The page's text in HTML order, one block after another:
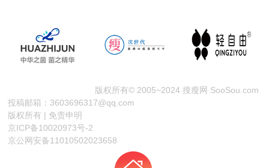
版权所有© 2005~2024 搜瘦网 SooSou.com
投稿邮箱：3603696317@qq.com
版权所有 | 免责申明
京ICP备10020973号-2
京公网安备11010502023658